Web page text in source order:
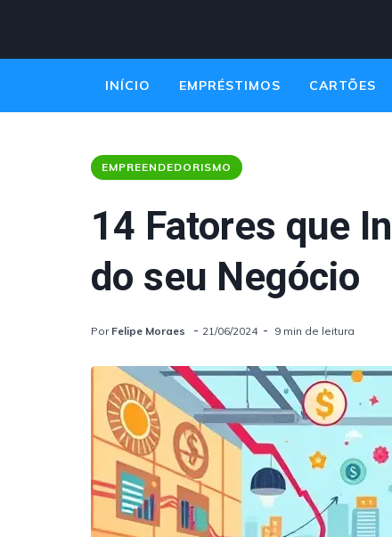
INÍCIO EMPRÉSTIMOS CARTÕES
EMPREENDEDORISMO
14 Fatores que
do seu Negócio
Por Felipe Moraes 21/06/2024 9 min de leitura